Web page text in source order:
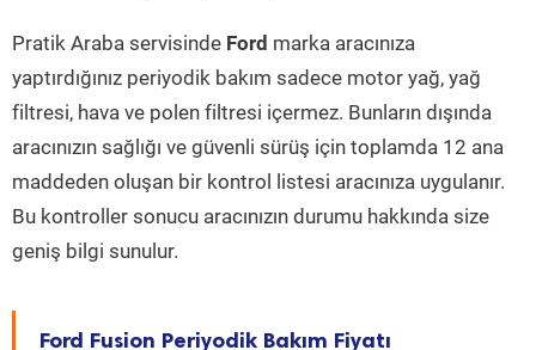
Pratik Araba servisinde Ford marka aracınıza
yaptırdığınız periyodik bakım sadece motor yağ, yağ
filtresi, hava ve polen filtresi içermez. Bunların dışında
aracınızın sağlığı ve güvenli sürüş için toplamda 12 ana
maddeden oluşan bir kontrol listesi aracınıza uygulanır.
Bu kontroller sonucu aracınızın durumu hakkında size
geniş bilgi sunulur.
Ford Fusion Periyodik Bakım Fiyatı